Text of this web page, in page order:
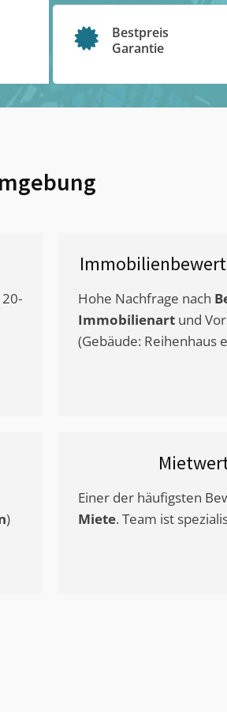
Bestpreis
Garantie
Hohe Nachfrage nach
Immobilienart und
(Gebäude: Reihenhaus
)
Einer der häufigsten
Miete. Team ist